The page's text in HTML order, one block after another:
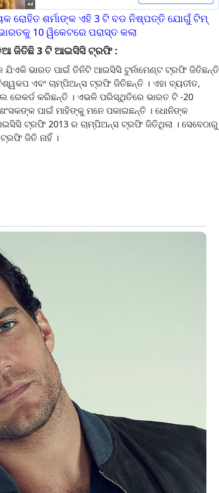
ରୋହିତ ଶର୍ମାଙ୍କ ଏହି 3 ଟି ବଡ ନିଷ୍ପତ୍ତି ଯୋଗୁଁ ଟିମ୍
10 ୱିକେଟରେ ପରାସ୍ତ କଲା
ଜିତିଛି 3 ଟି ଆଇସିସି ଟ୍ରଫି :
ଭାରତ ପାଇଁ ତିନିଟି ଆଇସିସି ଟୁର୍ନାମେଣ୍ଟ ଟ୍ରଫି ଜିତିଛନ୍ତି
ଏବଂ ଚାମ୍ପିଅନ୍ସ ଟ୍ରଫି ଜିତିଛନ୍ତି । ଏହା ବ୍ୟତୀତ,
ରେକର୍ଡ କରିଛନ୍ତି । ଏଭଳି ପରିସ୍ଥିତିରେ ଭାରତ ଟି -20
ପାଇଁ ମାହିଙ୍କୁ ମନେ ପକାଇଛନ୍ତି । ଧୋନିଙ୍କ
ଟ୍ରଫି 2013 ର ଚାମ୍ପିଅନ୍ସ ଟ୍ରଫି ଜିତିଥିଲା । ସେବେଠାରୁ
ଜିତି ନାହିଁ ।